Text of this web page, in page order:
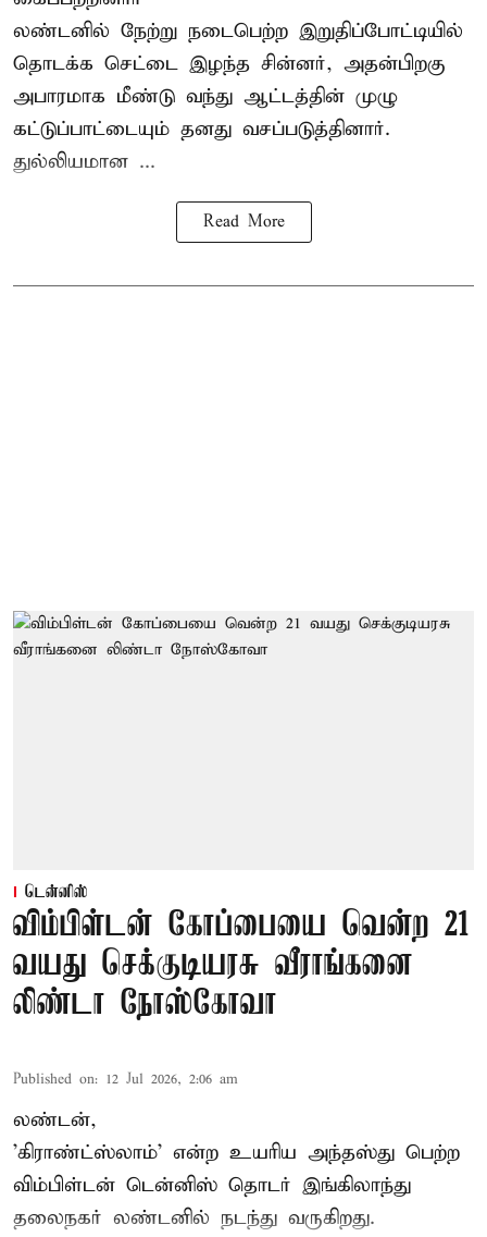
லண்டனில் நேற்று நடைபெற்ற இறுதிப்போட்டியில்
தொடக்க செட்டை இழந்த சின்னர், அதன்பிறகு
அபாரமாக மீண்டு வந்து ஆட்டத்தின் முழு
கட்டுப்பாட்டையும் தனது வசப்படுத்தினார்.
துல்லியமான ...
Read More
டென்னிஸ்
விம்பிள்டன் கோப்பையை வென்ற 21
வயது செக்குடியரசு வீராங்கனை
லிண்டா நோஸ்கோவா
Published on: 12 Jul 2026, 2:06 am
லண்டன்,
'கிராண்ட்ஸ்லாம்' என்ற உயரிய அந்தஸ்து பெற்ற
விம்பிள்டன் டென்னிஸ் தொடர் இங்கிலாந்து
தலைநகர் லண்டனில் நடந்து வருகிறது.